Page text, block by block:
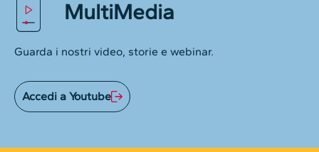
MultiMedia
Guarda i nostri video, storie e webinar.
Accedi a Youtube